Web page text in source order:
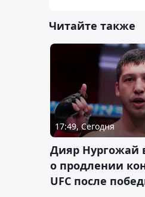
Читайте также
17:49, Сегодня
Дияр Нургожай
о продлении
UFC после